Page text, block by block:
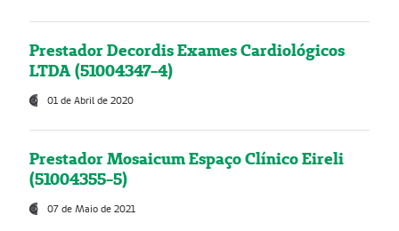
Prestador Decordis Exames Cardiológicos
LTDA (51004347-4)
01 de Abril de 2020
Prestador Mosaicum Espaço Clínico Eireli
(51004355-5)
07 de Maio de 2021